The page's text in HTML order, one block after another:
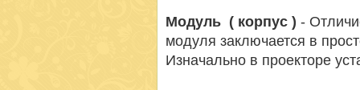
Модуль ( корпус ) -
модуля заключается в
Изначально в проекторе